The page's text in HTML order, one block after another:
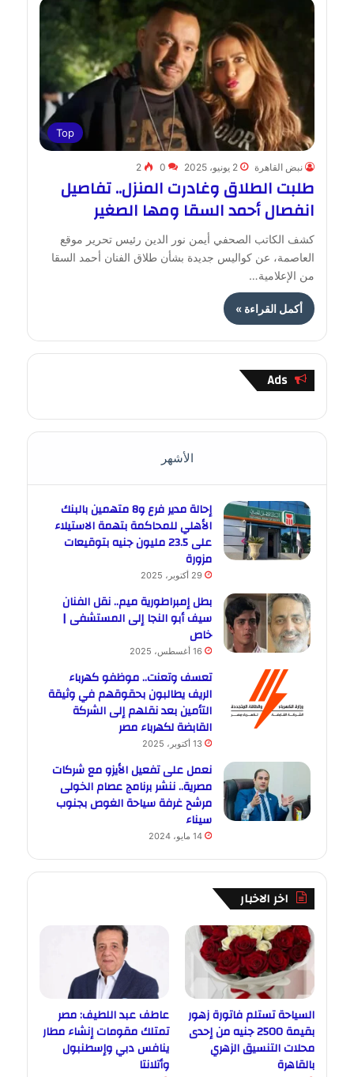
Top
نبض القاهرة 2 يونيو، 2025 0
2
طلبت الطلاق وغادرت المنزل.. تفاصيل
انفصال أحمد السقا ومها الصغير
كشف الكاتب الصحفي أيمن نور الدين رئيس تحرير موقع
العاصمة، عن كواليس جديدة بشأن طلاق الفنان أحمد السقا
من الإعلامية…
أكمل القراءة »
Ads
الأشهر
إحالة مدير فرع و8 متهمين بالبنك
الأهلي للمحاكمة بتهمة الاستيلاء
على 23.5 مليون جنيه بتوقيعات
مزورة
29 أكتوبر، 2025
بطل إمبراطورية ميم.. نقل الفنان
سيف أبو النجا إلى المستشفى |
خاص
16 أغسطس، 2025
تعسف وتعنت.. موظفو كهرباء
الريف يطالبون بحقوقهم في وثيقة
التأمين بعد نقلهم إلى الشركة
القابضة لكهرباء مصر
13 أكتوبر، 2025
نعمل على تفعيل الأيزو مع شركات
مصرية.. ننشر برنامج عصام الخولى
مرشح غرفة سياحة الغوص بجنوب
سيناء
14 مايو، 2024
اخر الاخبار
السياحة تستلم فاتورة زهور
بقيمة 2500 جنيه من إحدى
محلات التنسيق الزهري
بالقاهرة
عاطف عبد اللطيف: مصر
تمتلك مقومات إنشاء مطار
ينافس دبي وإسطنبول
وأتلانتا